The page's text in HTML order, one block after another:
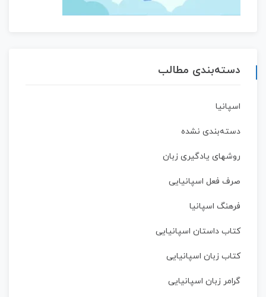
دسته‌بندی مطالب
اسپانیا
دسته‌بندی نشده
روشهای یادگیری زبان
صرف فعل اسپانیایی
فرهنگ اسپانیا
کتاب داستان اسپانیایی
کتاب زبان اسپانیایی
گرامر زبان اسپانیایی